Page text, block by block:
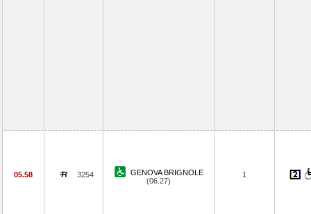
05.58 3254
GENOVA BRIGNOLE
(06.27)
1